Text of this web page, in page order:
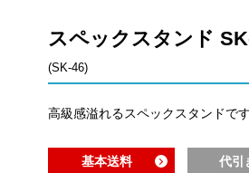
スペックスタンド
(SK-46)
高級感溢れるスペックスタンドで
基本送料 代引